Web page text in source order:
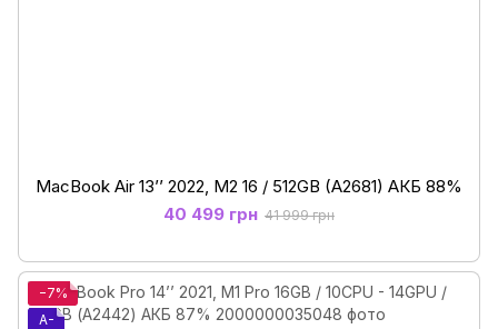
MacBook Air 13’’ 2022, М2 16 / 512GB (A2681) АКБ 88%
40 499 грн 41 999 грн
−7%
A-